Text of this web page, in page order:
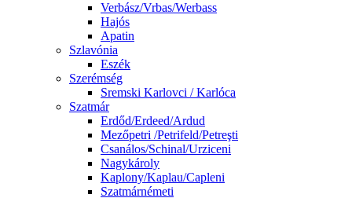
Verbász/Vrbas/Werbass
Hajós
Apatin
Szlavónia
Eszék
Szerémség
Sremski Karlovci / Karlóca
Szatmár
Erdőd/Erdeed/Ardud
Mezőpetri /Petrifeld/Petreşti
Csanálos/Schinal/Urziceni
Nagykároly
Kaplony/Kaplau/Capleni
Szatmárnémeti